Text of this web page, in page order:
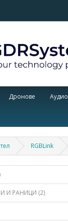
Дронове Аудио
RGBLink
И РАНИЦИ (2)